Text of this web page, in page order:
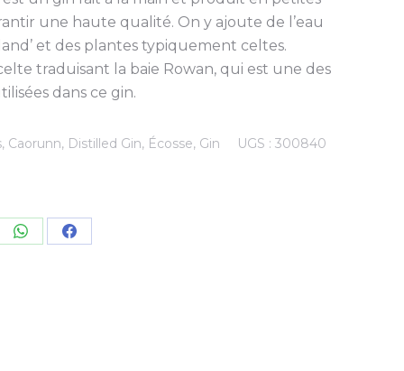
une haute qualité. On y ajoute de l’eau
et des plantes typiquement celtes.
traduisant la baie Rowan, qui est une des
dans ce gin.
, Caorunn, Distilled Gin, Écosse, Gin UGS : 300840
Share Share